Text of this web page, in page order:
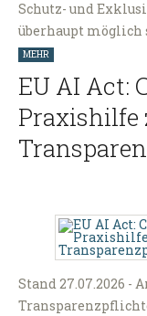
Schutz- und
überhaupt möglich
MEHR
EU AI Act:
Praxishilfe
Stand 27.07.2026 -